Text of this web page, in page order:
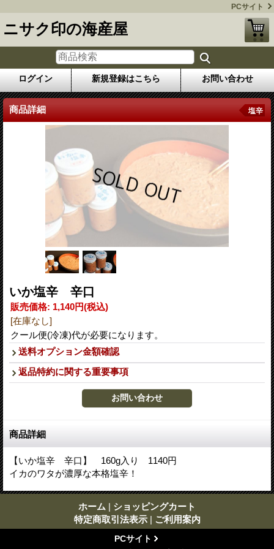
PCサイト
ニサク印の海産屋
ログイン 新規登録はこちら お問い合わせ
商品詳細 塩辛
いか塩辛 辛口
販売価格: 1,140円(税込)
[在庫なし]
クール便(冷凍)代が必要になります。
送料オプション金額確認
返品特約に関する重要事項
商品詳細
【いか塩辛 辛口】 160g入り 1140円
イカのワタが濃厚な本格塩辛！
ホーム | ショッピングカート
特定商取引法表示 | ご利用案内
PCサイト